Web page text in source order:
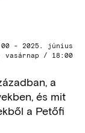
- 2025. június
vasárnap / 18:00
a
és mit
a Petőfi